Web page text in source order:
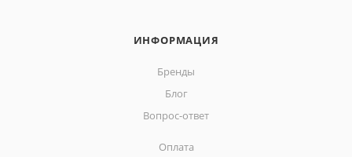
ИНФОРМАЦИЯ
Бренды
Блог
Вопрос-ответ
Оплата